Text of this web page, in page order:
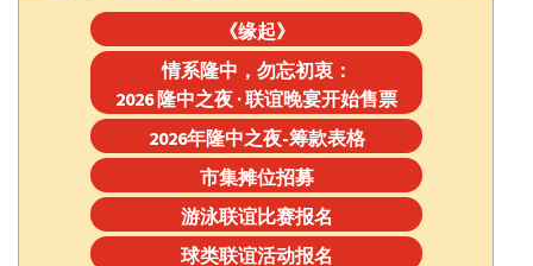
《缘起》
情系隆中，勿忘初衷：
2026 隆中之夜 · 联谊晚宴开始售票
2026年隆中之夜-筹款表格
市集摊位招募
游泳联谊比赛报名
球类联谊活动报名